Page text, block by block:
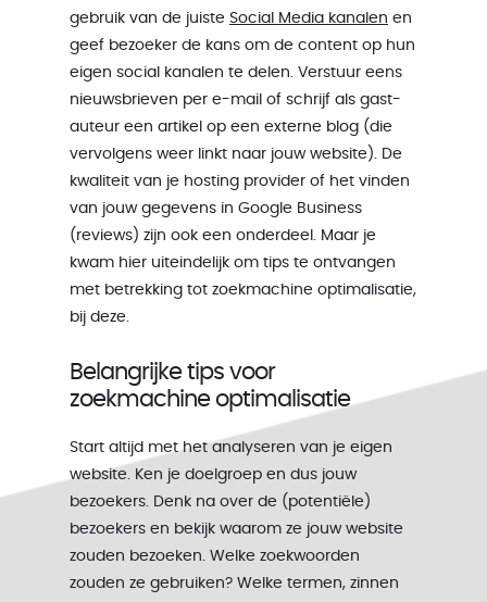
gebruik van de juiste Social Media kanalen en
geef bezoeker de kans om de content op hun
eigen social kanalen te delen. Verstuur eens
nieuwsbrieven per e-mail of schrijf als gast-
auteur een artikel op een externe blog (die
vervolgens weer linkt naar jouw website). De
kwaliteit van je hosting provider of het vinden
van jouw gegevens in Google Business
(reviews) zijn ook een onderdeel. Maar je
kwam hier uiteindelijk om tips te ontvangen
met betrekking tot zoekmachine optimalisatie,
bij deze.
Belangrijke tips voor
zoekmachine optimalisatie
Start altijd met het analyseren van je eigen
website. Ken je doelgroep en dus jouw
bezoekers. Denk na over de (potentiële)
bezoekers en bekijk waarom ze jouw website
zouden bezoeken. Welke zoekwoorden
zouden ze gebruiken? Welke termen, zinnen